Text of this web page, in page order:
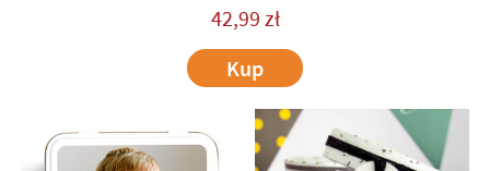
42,99 zł
Kup